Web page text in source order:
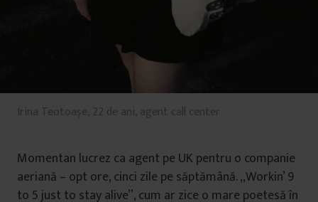
Irina Teotoașe, 22 de ani, agent call center
Momentan lucrez ca agent pe UK pentru o companie
aeriană – opt ore, cinci zile pe săptămână. „Workin’ 9
to 5 just to stay alive”, cum ar zice o mare poetesă în